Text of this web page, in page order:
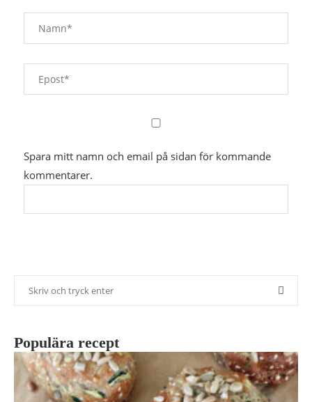
Spara mitt namn och email på sidan för kommande
kommentarer.
Populära recept